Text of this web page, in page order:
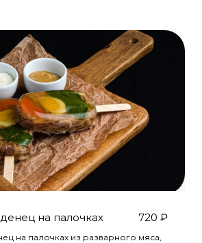
на палочках 720 ₽
на палочках из разварного мяса,